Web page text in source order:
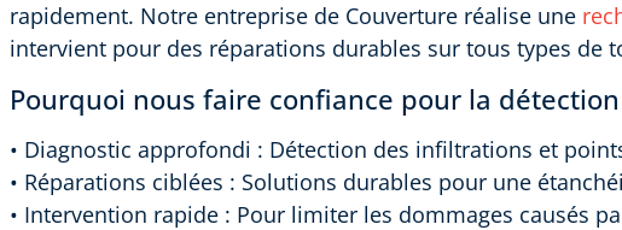
rapidement. Notre entreprise de Couverture réalise une
intervient pour des réparations durables sur tous types de
Pourquoi nous faire confiance pour la
• Diagnostic approfondi : Détection des infiltrations et
• Réparations ciblées : Solutions durables pour une
• Intervention rapide : Pour limiter les dommages causés